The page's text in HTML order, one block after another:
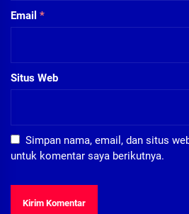
Email *
Situs Web
Simpan nama, email, dan situs
untuk komentar saya berikutnya.